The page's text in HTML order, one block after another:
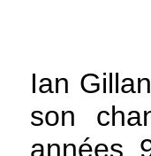
Ian
son
années